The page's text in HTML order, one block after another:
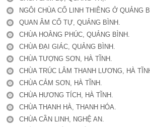
NGÔI CHÙA CỔ LINH THIÊNG Ở QUẢNG
QUAN ÂM CỔ TỰ, QUẢNG BÌNH.
CHÙA HOẰNG PHÚC, QUẢNG BÌNH.
CHÙA ĐẠI GIÁC, QUẢNG BÌNH.
CHÙA TƯỢNG SƠN, HÀ TĨNH.
CHÙA TRÚC LÂM THANH LƯƠNG, HÀ
CHÙA CẢM SƠN, HÀ TĨNH.
CHÙA HƯƠNG TÍCH, HÀ TĨNH.
CHÙA THANH HÀ, THANH HÓA.
CHÙA CẦN LINH, NGHỆ AN.